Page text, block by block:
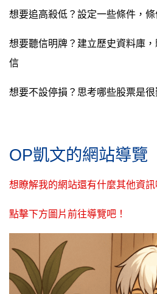
想要追高殺低？設定一些條件，
想要聽信明牌？建立歷史資料庫
信
想要不設停損？思考哪些股票是
OP凱文的網站導覽
想瞭解我的網站還有什麼其他資訊
點擊下方圖片前往導覽吧！